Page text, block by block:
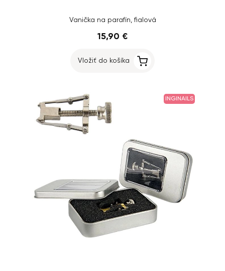
Vanička na parafín, fialová
15,90 €
Vložiť do košíka
INGINAILS